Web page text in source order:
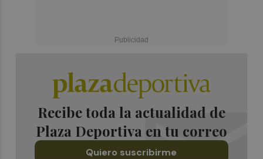
Recibe toda la actualidad de
Plaza Deportiva en tu correo
Quiero suscribirme